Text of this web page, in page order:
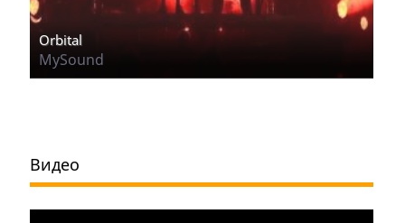
Orbital
MySound
Видео